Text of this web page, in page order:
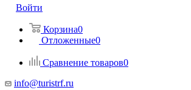
Войти
Корзина0
Отложенные0
Сравнение товаров0
info@turistrf.ru